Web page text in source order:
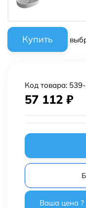
Код товара:
57 112 ₽